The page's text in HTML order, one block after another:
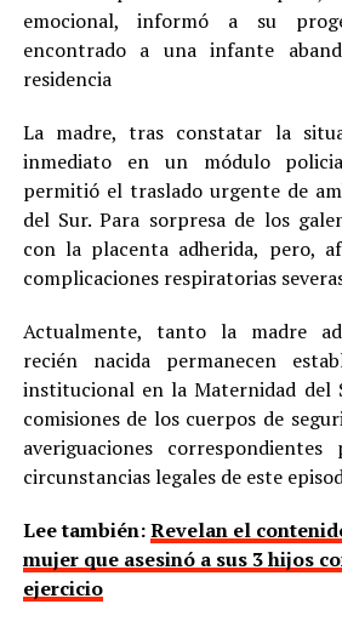
emocional, informó a su
encontrado a una infante
residencia
La madre, tras constatar la
inmediato en un módulo
permitió el traslado urgente de
del Sur. Para sorpresa de los
con la placenta adherida, pero,
complicaciones respiratorias
Actualmente, tanto la madre
recién nacida permanecen
institucional en la Maternidad del
comisiones de los cuerpos de
averiguaciones
circunstancias legales de este
Lee también:Revelan el
mujer que asesinó a sus 3 hijos
ejercicio